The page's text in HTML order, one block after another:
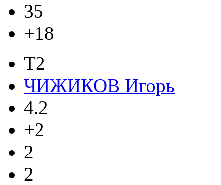
35
+18
T2
ЧИЖИКОВ Игорь
4.2
+2
2
2